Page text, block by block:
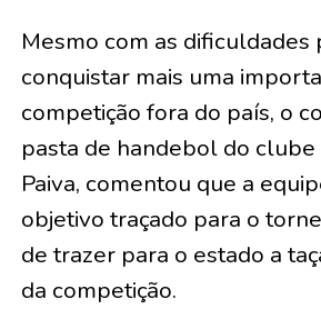
Mesmo com as dificuldades
conquistar mais uma
competição fora do país, o
pasta de handebol do
Paiva, comentou que a
objetivo traçado para o
de trazer para o estado a
da competição.